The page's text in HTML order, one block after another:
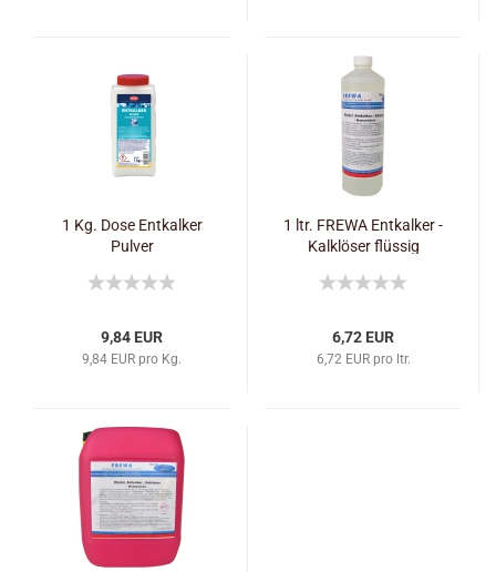
1 Kg. Dose Entkalker
Pulver
9,84 EUR
9,84 EUR pro Kg.
1 ltr. FREWA Entkalker -
Kalklöser flüssig
6,72 EUR
6,72 EUR pro ltr.